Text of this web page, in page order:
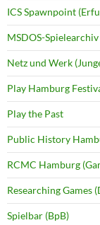
ICS Spawnpoint
MSDOS-
Netz und Werk
Play Hamburg
Play the Past
Public History
RCMC Hamburg
Researching Games
Spielbar (BpB)